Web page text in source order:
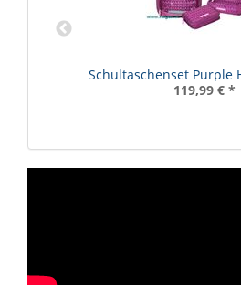
Schultaschenset Purple
119,99 € *